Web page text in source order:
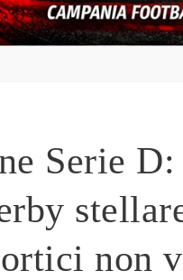
Serie
non